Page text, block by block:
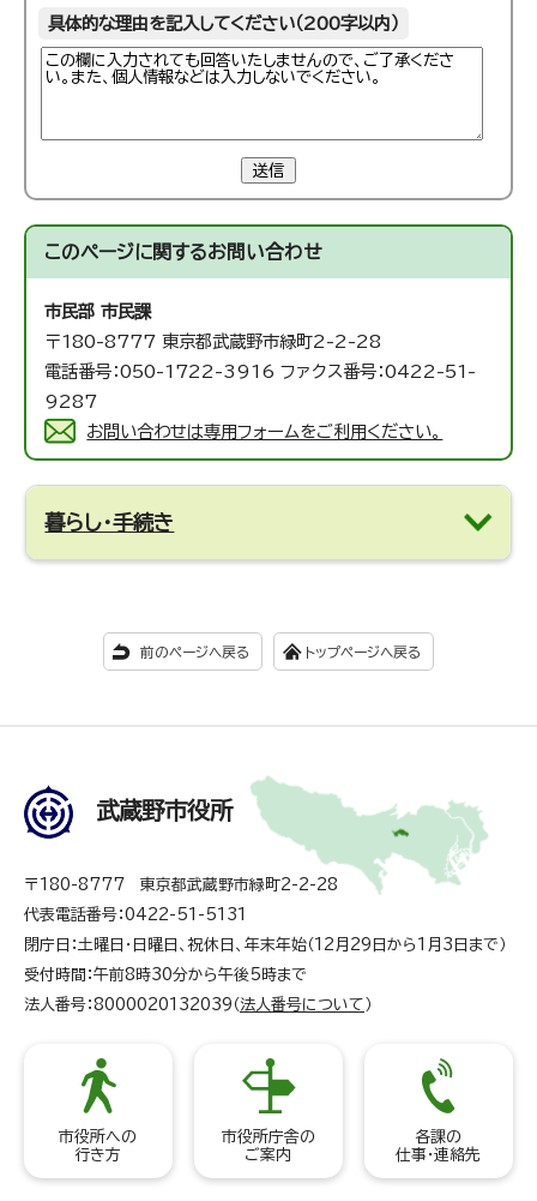
具体的な理由を記入してください（200字以内）
送信
このページに関するお問い合わせ
市民部 市民課
〒180-8777 東京都武蔵野市緑町2-2-28
電話番号：050-1722-3916 ファクス番号：0422-51-
9287
お問い合わせは専用フォームをご利用ください。
暮らし・手続き
前のページへ戻る トップページへ戻る
武蔵野市役所
〒180-8777 東京都武蔵野市緑町2-2-28
代表電話番号：0422-51-5131
閉庁日：土曜日・日曜日、祝休日、年末年始（12月29日から1月3日まで）
受付時間：午前8時30分から午後5時まで
法人番号：8000020132039（ 法人番号について ）
市役所への
行き方
市役所庁舎の
ご案内
各課の
仕事・連絡先